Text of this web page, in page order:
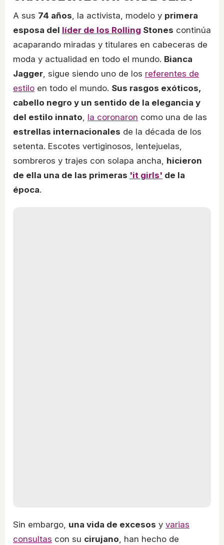
A sus 74 años, la activista, modelo y primera
esposa del líder de los Rolling Stones continúa
acaparando miradas y titulares en cabeceras de
moda y actualidad en todo el mundo. Bianca
Jagger, sigue siendo uno de los referentes de
estilo en todo el mundo. Sus rasgos exóticos,
cabello negro y un sentido de la elegancia y
del estilo innato, la coronaron como una de las
estrellas internacionales de la década de los
setenta. Escotes vertiginosos, lentejuelas,
sombreros y trajes con solapa ancha, hicieron
de ella una de las primeras 'it girls' de la
época.
Sin embargo, una vida de excesos y varias
consultas con su cirujano, han hecho de